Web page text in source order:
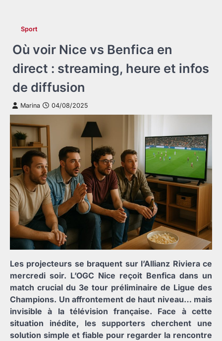
Sport
Où voir Nice vs Benfica en
direct : streaming, heure et infos
de diffusion
Marina 04/08/2025
Les projecteurs se braquent sur l’Allianz Riviera ce
mercredi soir. L’OGC Nice reçoit Benfica dans un
match crucial du 3e tour préliminaire de Ligue des
Champions. Un affrontement de haut niveau… mais
invisible à la télévision française. Face à cette
situation inédite, les supporters cherchent une
solution simple et fiable pour regarder la rencontre